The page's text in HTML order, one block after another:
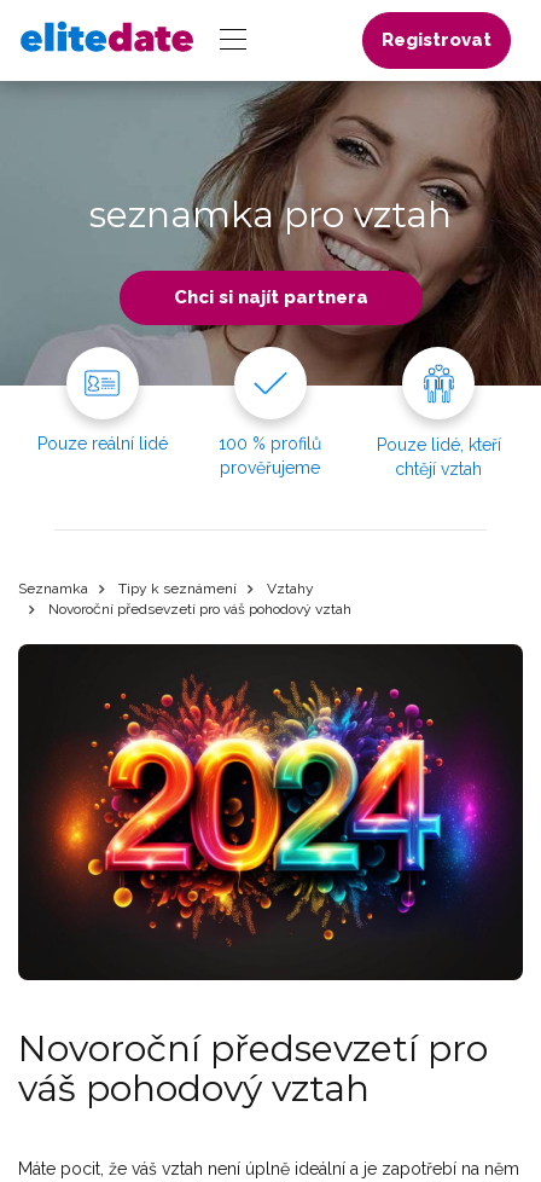
Registrovat
seznamka pro vztah
Chci si najít partnera
Pouze reální lidé
100 % profilů
prověřujeme
Pouze lidé, kteří
chtějí vztah
Seznamka Tipy k seznámení
Vztahy
Novoroční předsevzetí pro váš pohodový vztah
Novoroční předsevzetí pro
váš pohodový vztah
Máte pocit, že váš vztah není úplně ideální a je zapotřebí na něm